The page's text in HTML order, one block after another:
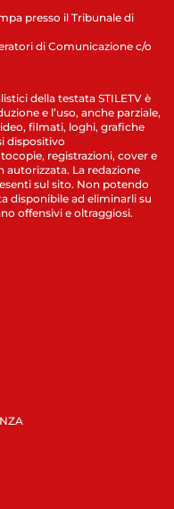
presso il Tribunale di
di Comunicazione c/o
della testata STILETV è
e l’uso, anche parziale,
filmati, loghi, grafiche
dispositivo
registrazioni, cover e
La redazione
sul sito. Non potendo
disponibile ad eliminarli su
offensivi e oltraggiosi.